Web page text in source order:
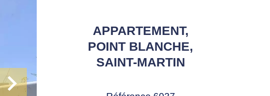
APPARTEMENT,
POINT BLANCHE,
SAINT-MARTIN